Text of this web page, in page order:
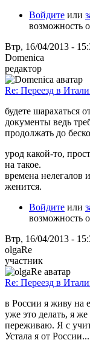
Войдите или
возможность
Втр, 16/04/2013 -
Domenica
редактор
Re: Переезд в
будете шарахаться
документы ведь
продолжать до
урод какой-то,
на такое.
времена нелегалов
женится.
Войдите или
возможность
Втр, 16/04/2013 -
olgaRe
участник
Re: Переезд в
в России я живу на
уже это делать, я
переживаю. Я с
Устала я от